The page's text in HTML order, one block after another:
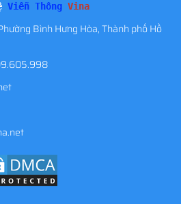
Viễn Thông Vina
Bình Hưng Hòa, Thành phố Hồ